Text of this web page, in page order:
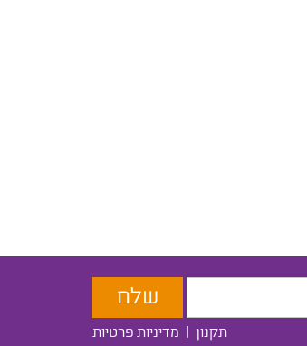
תקנון | מדיניות פרטיות